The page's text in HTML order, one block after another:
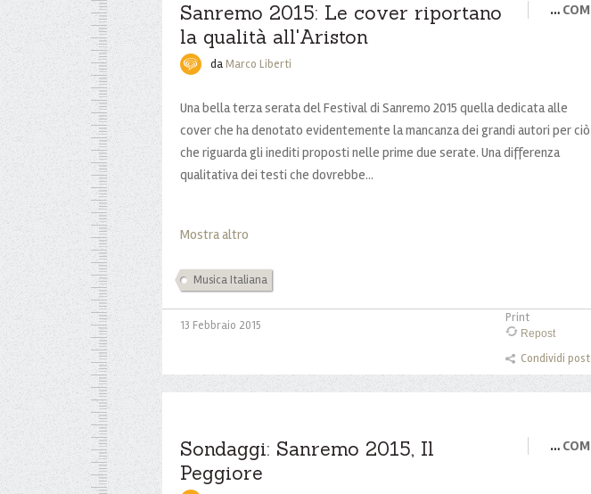
Sanremo 2015: Le cover riportano
la qualità all'Ariston
… COM
daMarco Liberti
Una bella terza serata del Festival di Sanremo 2015 quella dedicata alle
cover che ha denotato evidentemente la mancanza dei grandi autori per ciò
che riguarda gli inediti proposti nelle prime due serate. Una differenza
qualitativa dei testi che dovrebbe...
Mostra altro
Musica Italiana
13 Febbraio 2015
Print
Repost
Condividi post
Sondaggi: Sanremo 2015, Il
Peggiore
… COM